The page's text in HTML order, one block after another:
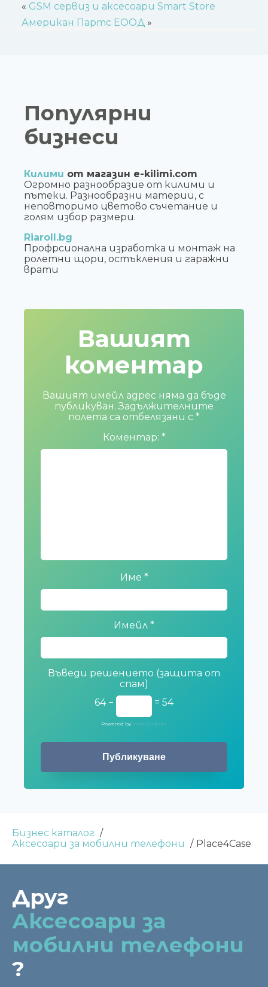
« GSM сервиз и аксесоари Smart Store
Американ Партс ЕООД»
Популярни
бизнеси
Килими от магазин e-kilimi.com
Огромно разнообразие от килими и
пътеки. Разнообразни материи, с
неповторимо цветово съчетание и
голям избор размери.
Riaroll.bg
Профрсионална изработка и монтаж на
ролетни щори, остъкления и гаражни
врати
Вашият
коментар
Вашият имейл адрес няма да бъде
публикуван. Задължителните
полета са отбелязани с *
Коментар: *
Име *
Имейл *
Въведи решението (защита от
спам)
64 −
= 54
Powered by MathCaptcha
Бизнес каталог
Аксесоари за мобилни телефони
Place4Case
Друг
Аксесоари за
мобилни телефони
?